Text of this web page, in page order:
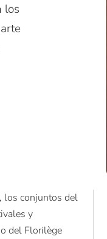
los
los conjuntos del
y
del Florilège